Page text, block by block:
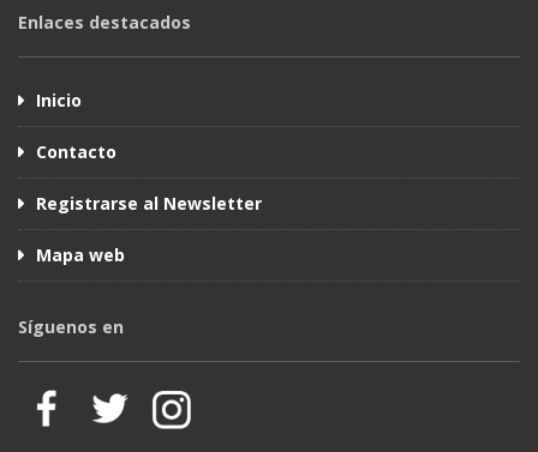
Enlaces destacados
Inicio
Contacto
Registrarse al Newsletter
Mapa web
Síguenos en